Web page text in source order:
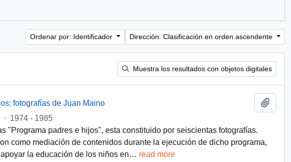
Ordenar por: Identificador Dirección: Clasificación en orden ascendente
Muestra los resultados con objetos digitales
fotografías de Juan Maino
· 1974 - 1985
"Programa padres e hijos", esta constituido por seiscientas fotografías.
como mediación de contenidos durante la ejecución de dicho programa,
la educación de los niños en… read more